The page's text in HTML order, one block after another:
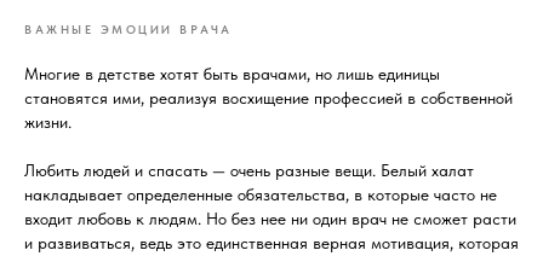
ВАЖНЫЕ ЭМОЦИИ ВРАЧА
Многие в детстве хотят быть врачами, но лишь единицы
становятся ими, реализуя восхищение профессией в собственной
жизни.
Любить людей и спасать — очень разные вещи. Белый халат
накладывает определенные обязательства, в которые часто не
входит любовь к людям. Но без нее ни один врач не сможет расти
и развиваться, ведь это единственная верная мотивация, которая